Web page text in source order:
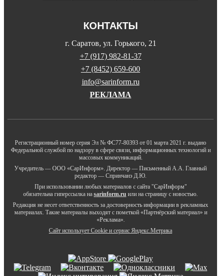
КОНТАКТЫ
г. Саратов, ул. Горького, 21
+7 (917) 982-81-37
+7 (8452) 659-600
info@sarinform.ru
РЕКЛАМА
Регистрационный номер серия Эл № ФС77-80393 от 01 марта 2021 г. выдано
Федеральной службой по надзору в сфере связи, информационных технологий и
массовых коммуникаций.
Учредитель — ООО «СарИнформ». Директор — Письменный А.А. Главный
редактор — Спринчанэ Д.Ю.
При использовании любых материалов с сайта "СарИнформ"
обязательна гиперссылка на sarinform.ru или на страницу с новостью.
Редакция не несет ответственность за достоверность информации в рекламных
материалах. Такие материалы выходят с пометкой «Партнёрский материал» и
«Реклама».
Сайт использует Cookie и сервиc Яндекс.Метрика